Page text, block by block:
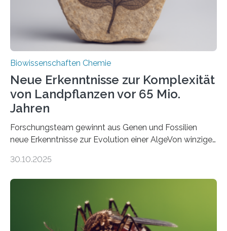
Fachzeitschrift…
Biowissenschaften Chemie
Neue Erkenntnisse zur Komplexität
von Landpflanzen vor 65 Mio.
Jahren
Forschungsteam gewinnt aus Genen und Fossilien
neue Erkenntnisse zur Evolution einer AlgeVon winzigen
Landpflanzen zählen zu den komplexesten
Grünalgen, die vor Hunderten von Millionen Jahren
lebten. Unter den Vorfahren sticht eine Gruppe heraus,
die noch heute in der Natur vorkommt: die
30.10.2025